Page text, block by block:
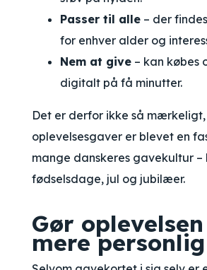
Passer til alle – der
for enhver alder og
Nem at give – kan købes
digitalt på få minutter.
Det er derfor ikke så
oplevelsesgaver er blevet en
mange danskeres gavekultur –
fødselsdage, jul og jubilæer.
Gør
mere personlig